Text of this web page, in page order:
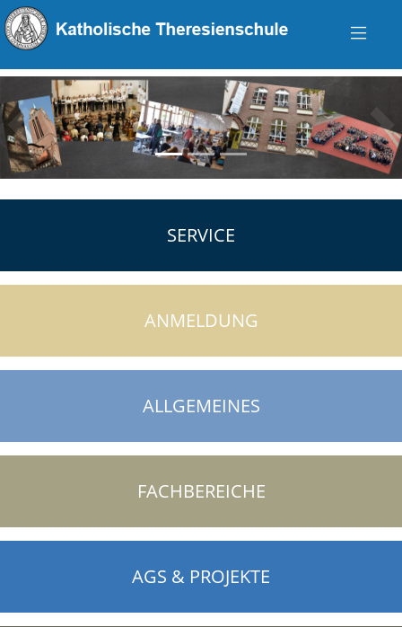
zurück
SERVICE
ANMELDUNG
ALLGEMEINES
FACHBEREICHE
AGS & PROJEKTE